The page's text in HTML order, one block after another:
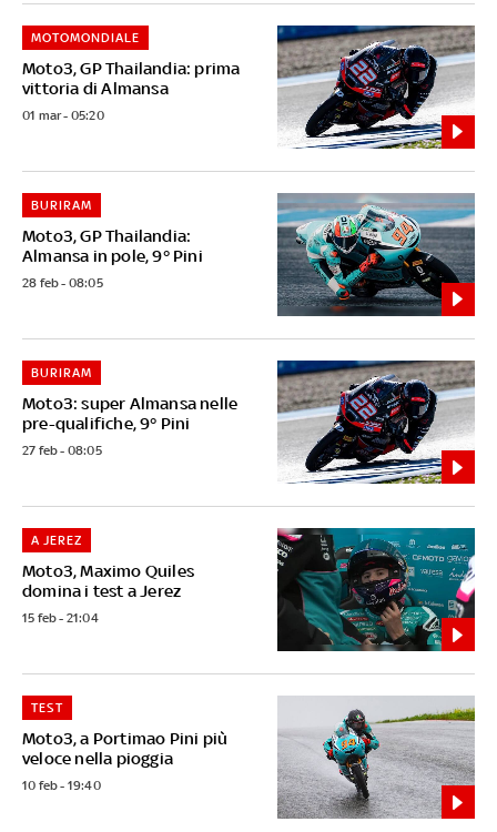
Moto3, GP Thailandia: prima
vittoria di Almansa
MOTOMONDIALE
01 mar - 05:20
Moto3, GP Thailandia:
Almansa in pole, 9° Pini
BURIRAM
28 feb - 08:05
Moto3: super Almansa nelle
pre-qualifiche, 9° Pini
BURIRAM
27 feb - 08:05
Moto3, Maximo Quiles
domina i test a Jerez
A JEREZ
15 feb - 21:04
Moto3, a Portimao Pini più
veloce nella pioggia
TEST
10 feb - 19:40